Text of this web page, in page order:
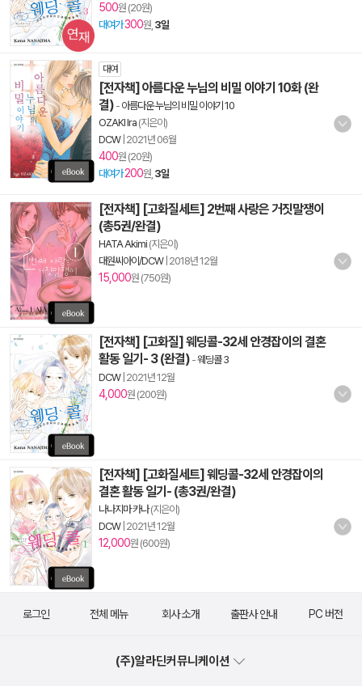
500원 (20원)
대여가300원, 3일
대여
[전자책] 아름다운 누님의 비밀 이야기 10화 (완
결) - 아름다운 누님의 비밀 이야기 10
OZAKI Ira (지은이)
DCW| 2021년 06월
400원 (20원)
대여가 200원, 3일
[전자책] [고화질세트] 2번째 사랑은 거짓말쟁이
(총5권/완결)
HATA Akimi (지은이)
대원씨아이/DCW| 2018년 12월
15,000원 (750원)
[전자책] [고화질] 웨딩콜-32세 안경잡이의 결혼
활동 일기- 3 (완결) -웨딩콜 3
DCW| 2021년 12월
4,000원 (200원)
[전자책] [고화질세트] 웨딩콜-32세 안경잡이의
결혼 활동 일기- (총3권/완결)
나나지마 카나(지은이)
DCW| 2021년 12월
12,000원 (600원)
로그인 전체 메뉴 회사 소개 출판사 안내 PC 버전
(주)알라딘커뮤니케이션